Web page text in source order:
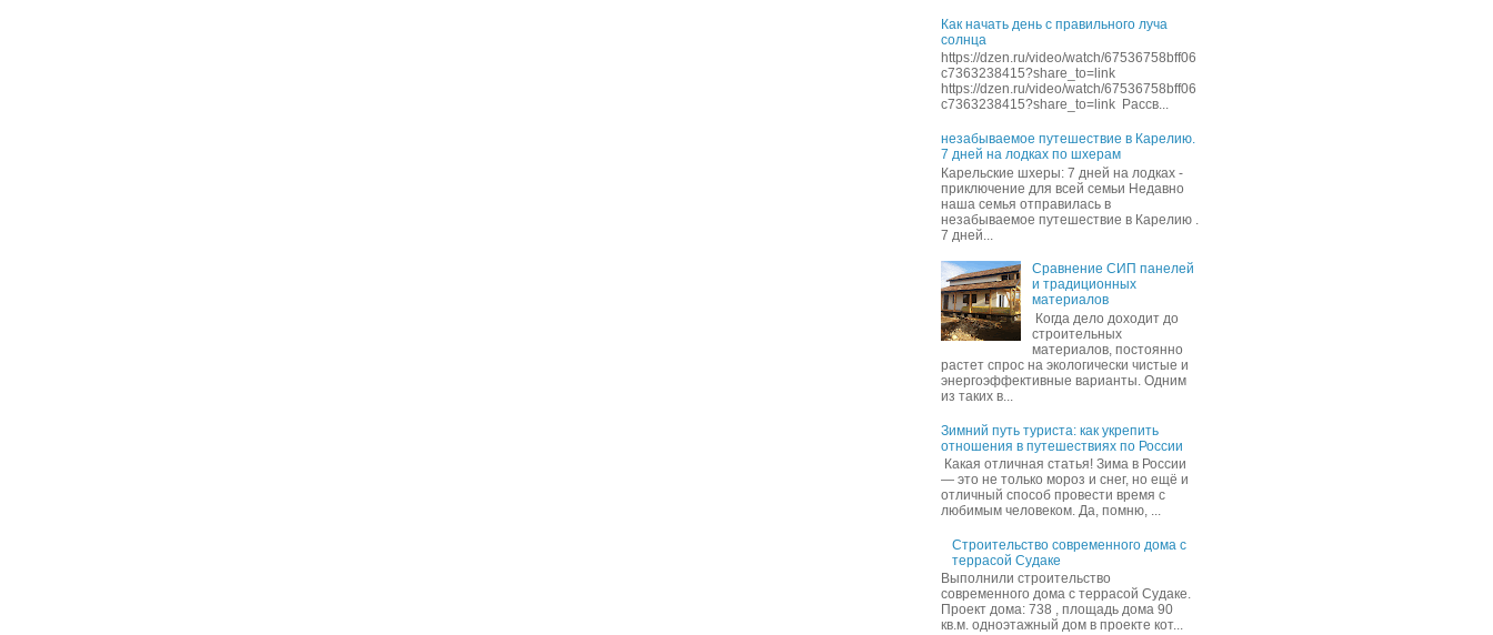
Как начать день с правильного луча
солнца
https://dzen.ru/video/watch/67536758bff06
c7363238415?share_to=link
https://dzen.ru/video/watch/67536758bff06
c7363238415?share_to=link Рассв...
незабываемое путешествие в Карелию.
7 дней на лодках по шхерам
Карельские шхеры: 7 дней на лодках -
приключение для всей семьи Недавно
наша семья отправилась в
незабываемое путешествие в Карелию .
7 дней...
Сравнение СИП панелей
и традиционных
материалов
Когда дело доходит до
строительных
материалов, постоянно
растет спрос на экологически чистые и
энергоэффективные варианты. Одним
из таких в...
Зимний путь туриста: как укрепить
отношения в путешествиях по России
Какая отличная статья! Зима в России
— это не только мороз и снег, но ещё и
отличный способ провести время с
любимым человеком. Да, помню, ...
Строительство современного дома с
террасой Судаке
Выполнили строительство
современного дома с террасой Судаке.
Проект дома: 738 , площадь дома 90
кв.м. одноэтажный дом в проекте кот...